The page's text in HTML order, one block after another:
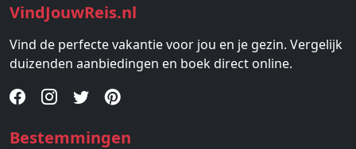
VindJouwReis.nl
Vind de perfecte vakantie voor jou en je gezin. Vergelijk
duizenden aanbiedingen en boek direct online.
Bestemmingen